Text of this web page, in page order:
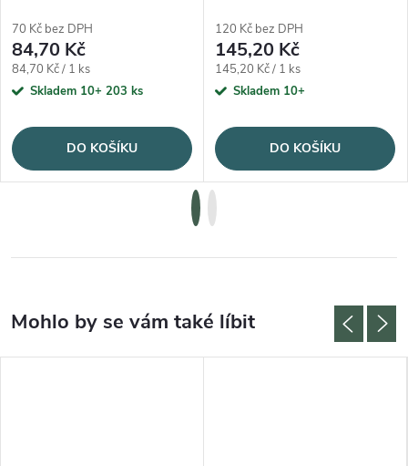
70 Kč bez DPH
84,70 Kč
Měrná cena:
84,70 Kč / 1 ks
Skladem 10+ 203 ks
DO KOŠÍKU
120 Kč bez DPH
145,20 Kč
Měrná cena:
145,20 Kč / 1 ks
Skladem 10+
DO KOŠÍKU